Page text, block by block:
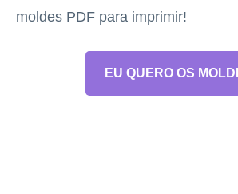
moldes PDF para imprimir!
EU QUERO OS